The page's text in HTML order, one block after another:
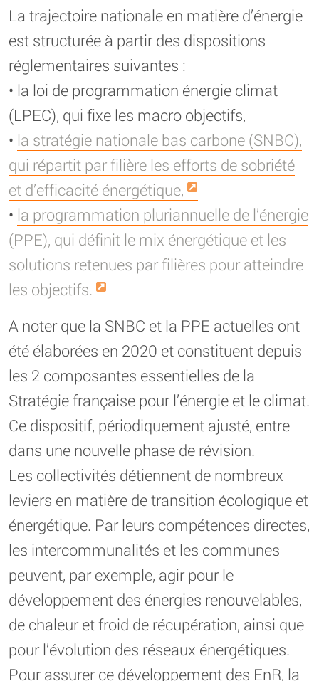
La trajectoire nationale en matière d’énergie
est structurée à partir des dispositions
réglementaires suivantes :
• la loi de programmation énergie climat
(LPEC), qui fixe les macro objectifs,
• la stratégie nationale bas carbone (SNBC),
qui répartit par filière les efforts de sobriété
et d’efficacité énergétique,
• la programmation pluriannuelle de l’énergie
(PPE), qui définit le mix énergétique et les
solutions retenues par filières pour atteindre
les objectifs.
A noter que la SNBC et la PPE actuelles ont
été élaborées en 2020 et constituent depuis
les 2 composantes essentielles de la
Stratégie française pour l’énergie et le climat.
Ce dispositif, périodiquement ajusté, entre
dans une nouvelle phase de révision.
Les collectivités détiennent de nombreux
leviers en matière de transition écologique et
énergétique. Par leurs compétences directes,
les intercommunalités et les communes
peuvent, par exemple, agir pour le
développement des énergies renouvelables,
de chaleur et froid de récupération, ainsi que
pour l’évolution des réseaux énergétiques.
Pour assurer ce développement des EnR, la